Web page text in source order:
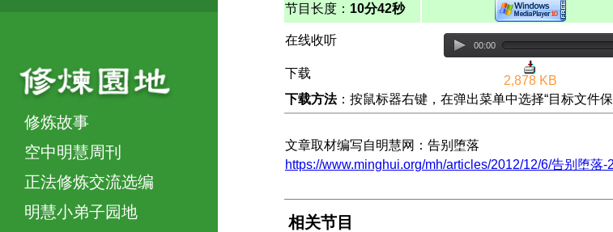
修炼故事
空中明慧周刊
正法修炼交流选编
明慧小弟子园地
节目长度： 10分42秒
在线收听 00:00
下载
2,878 KB
下载方法：按鼠标器右键，在弹出菜单中选择“目标文件
文章取材编写自明慧网：告别堕落
https://www.minghui.org/mh/articles/2012/12/6/告别堕落-
相关节目